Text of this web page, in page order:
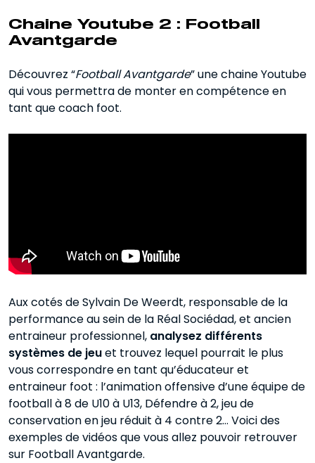
Chaine Youtube 2 : Football
Avantgarde
Découvrez “Football Avantgarde” une chaine Youtube
qui vous permettra de monter en compétence en
tant que coach foot.
Aux cotés de Sylvain De Weerdt, responsable de la
performance au sein de la Réal Sociédad, et ancien
entraineur professionnel, analysez différents
systèmes de jeuet trouvez lequel pourrait le plus
vous correspondre en tant qu’éducateur et
entraineur foot : l’animation offensive d’une équipe de
football à 8 de U10 à U13, Défendre à 2, jeu de
conservation en jeu réduit à 4 contre 2… Voici des
exemples de vidéos que vous allez pouvoir retrouver
sur Football Avantgarde.